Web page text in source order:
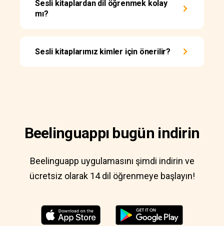
Sesli kitaplardan dil öğrenmek kolay
mı?
Sesli kitaplarımız kimler için önerilir?
Beelinguappı bugün indirin
Beelinguapp uygulamasını şimdi indirin ve
ücretsiz olarak 14 dil öğrenmeye başlayın!